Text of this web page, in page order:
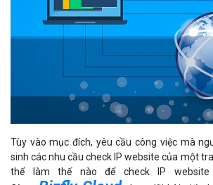
Tùy vào mục đích, yêu cầu công việc mà
sinh các nhu cầu check IP website của một
thể làm thế nào để check IP website